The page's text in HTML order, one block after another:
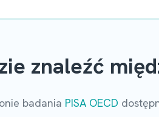
znaleźć
badania PISA OECD